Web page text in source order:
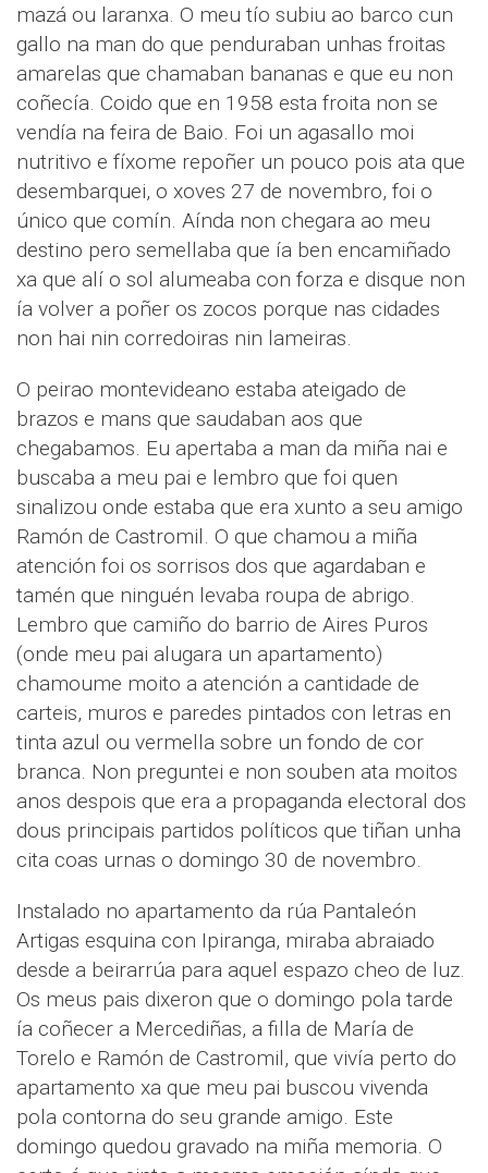
mazá ou laranxa. O meu tío subiu ao barco cun
gallo na man do que penduraban unhas froitas
amarelas que chamaban bananas e que eu non
coñecía. Coido que en 1958 esta froita non se
vendía na feira de Baio. Foi un agasallo moi
nutritivo e fíxome repoñer un pouco pois ata que
desembarquei, o xoves 27 de novembro, foi o
único que comín. Aínda non chegara ao meu
destino pero semellaba que ía ben encamiñado
xa que alí o sol alumeaba con forza e disque non
ía volver a poñer os zocos porque nas cidades
non hai nin corredoiras nin lameiras.
O peirao montevideano estaba ateigado de
brazos e mans que saudaban aos que
chegabamos. Eu apertaba a man da miña nai e
buscaba a meu pai e lembro que foi quen
sinalizou onde estaba que era xunto a seu amigo
Ramón de Castromil. O que chamou a miña
atención foi os sorrisos dos que agardaban e
tamén que ninguén levaba roupa de abrigo.
Lembro que camiño do barrio de Aires Puros
(onde meu pai alugara un apartamento)
chamoume moito a atención a cantidade de
carteis, muros e paredes pintados con letras en
tinta azul ou vermella sobre un fondo de cor
branca. Non preguntei e non souben ata moitos
anos despois que era a propaganda electoral dos
dous principais partidos políticos que tiñan unha
cita coas urnas o domingo 30 de novembro.
Instalado no apartamento da rúa Pantaleón
Artigas esquina con Ipiranga, miraba abraiado
desde a beirarrúa para aquel espazo cheo de luz.
Os meus pais dixeron que o domingo pola tarde
ía coñecer a Mercediñas, a filla de María de
Torelo e Ramón de Castromil, que vivía perto do
apartamento xa que meu pai buscou vivenda
pola contorna do seu grande amigo. Este
domingo quedou gravado na miña memoria. O